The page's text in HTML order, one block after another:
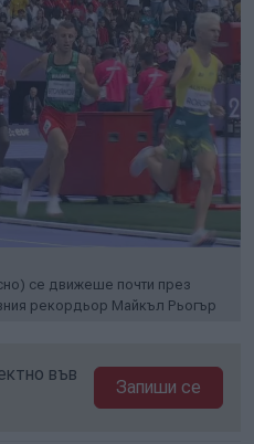
се движеше почти през
рекордьор Майкъл Рьогър
във
Запиши се